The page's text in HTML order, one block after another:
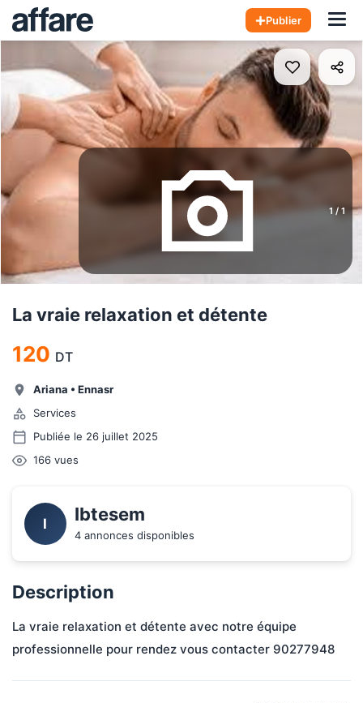
Publier
1/ 1
La vraie relaxation et détente
120 DT
Ariana • Ennasr
Services
Publiée le 26 juillet 2025
166 vues
I Ibtesem
4 annonces disponibles
Description
La vraie relaxation et détente avec notre équipe
professionnelle pour rendez vous contacter 90277948